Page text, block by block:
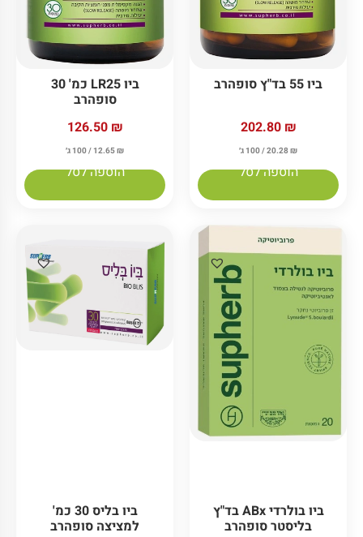
ביו 55 בד"ץ סופהרב
202.80 ₪
20.28₪ / 100 ג׳
הוספה לסל
ביו LR25 כמ' 30
סופהרב
126.50 ₪
12.65₪ / 100 ג׳
הוספה לסל
ביו בולרדי ABx בד"ץ
בליסטר סופהרב
ביו בליס 30 כמ'
למציצה סופהרב